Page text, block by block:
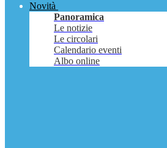
Novità
Panoramica
Le notizie
Le circolari
Calendario eventi
Albo online